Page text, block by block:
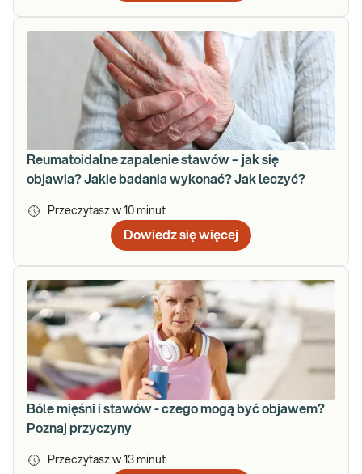
Reumatoidalne zapalenie stawów – jak się
objawia? Jakie badania wykonać? Jak leczyć?
Przeczytasz w 10 minut
Dowiedz się więcej
Bóle mięśni i stawów - czego mogą być objawem?
Poznaj przyczyny
Przeczytasz w 13 minut